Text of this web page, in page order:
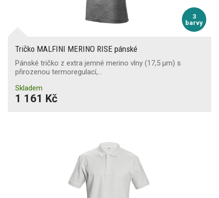
3
barvy
Tričko MALFINI MERINO RISE pánské
Pánské tričko z extra jemné merino vlny (17,5 µm) s
přirozenou termoregulací,…
Skladem
1 161 Kč